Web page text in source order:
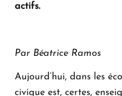
en Arménie
ouvrira ses portes à Dilijan
actifs.
Par Béatrice Ramos
Aujourd’hui, dans les
civique est, certes,